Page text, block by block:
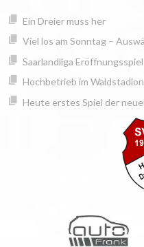
springen
zum
Inhalt
Ein Dreier muss her
Viel los am Sonntag –
Saarlandliga Eröffnungsspiel
Hochbetrieb im Waldstadion
Heute erstes Spiel der